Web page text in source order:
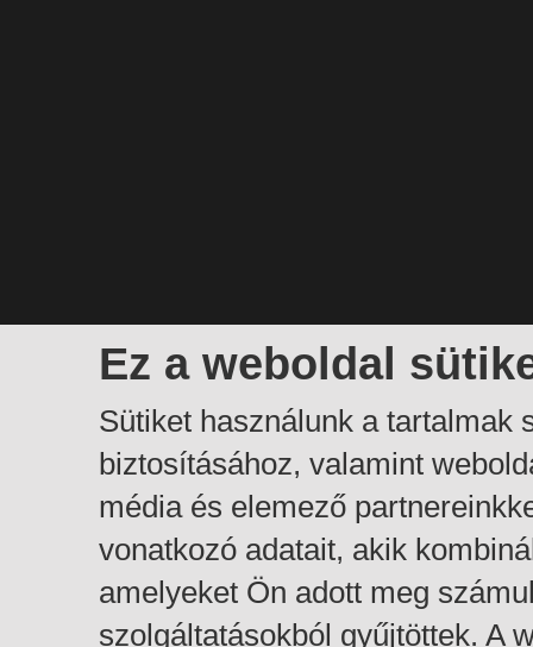
Ez a weboldal
Sütiket használunk a tartalmak
biztosításához, valamint
média és elemező
vonatkozó adatait, akik
amelyeket Ön adott meg
szolgáltatásokból gyűjtöttek. A